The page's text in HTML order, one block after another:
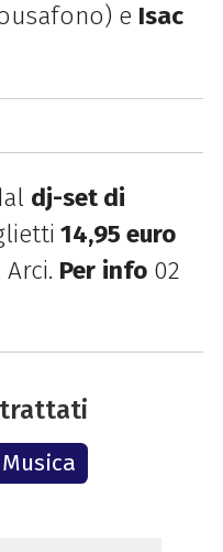
e Isac
dj-set di
14,95 euro
Per info02
Musica